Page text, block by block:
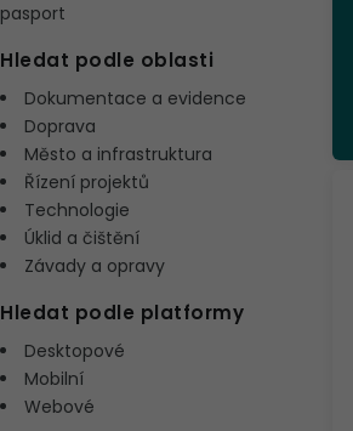
pasport
Hledat podle oblasti
Dokumentace a evidence
Doprava
Město a infrastruktura
Řízení projektů
Technologie
Úklid a čištění
Závady a opravy
Hledat podle platformy
Desktopové
Mobilní
Webové